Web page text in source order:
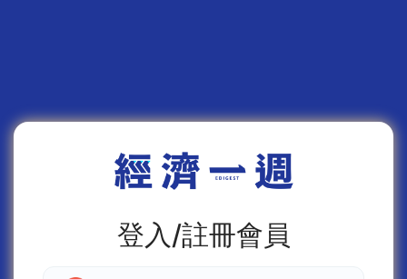
登入/註冊會員